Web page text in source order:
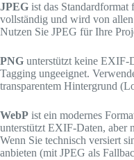
JPEG ist das
vollständig und wird von
Nutzen Sie JPEG für Ihre
PNG unterstützt keine EXIF-
Tagging ungeeignet.
transparentem Hintergrund
WebP ist ein modernes
unterstützt EXIF-Daten, aber
Wenn Sie technisch versiert
anbieten (mit JPEG als